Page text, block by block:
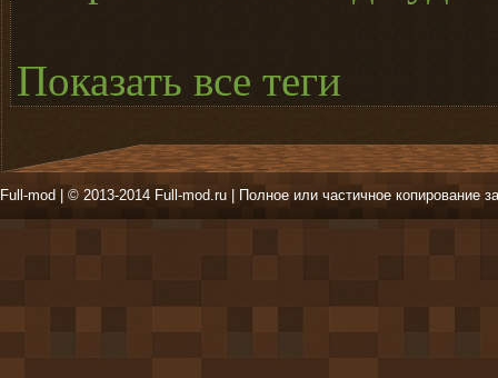
Показать все теги
Full-mod | © 2013-2014 Full-mod.ru | Полное или частичное копирование